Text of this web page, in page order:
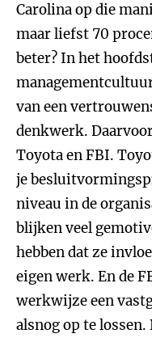
Carolina op die
maar liefst 70
beter? In het
van een
denkwerk.
Toyota en FBI.
je
niveau in de
blijken veel
hebben dat ze
eigen werk. En de
werkwijze een
alsnog op te